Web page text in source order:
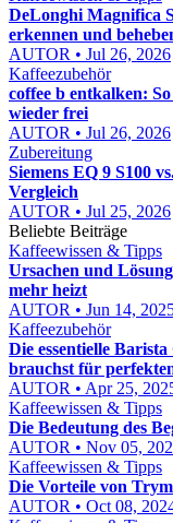
DeLonghi Magnifica
erkennen und
AUTOR • Jul 26, 2026
Kaffeezubehör
coffee b entkalken:
wieder frei
AUTOR • Jul 26, 2026
Zubereitung
Siemens EQ 9 S100
Vergleich
AUTOR • Jul 25, 2026
Beliebte Beiträge
Kaffeewissen & Tipps
Ursachen und
mehr heizt
AUTOR • Jun 14,
Kaffeezubehör
Die essentielle
brauchst für
AUTOR • Apr 25,
Kaffeewissen & Tipps
Die Bedeutung des
AUTOR • Nov 05,
Kaffeewissen & Tipps
Die Vorteile von
AUTOR • Oct 08,